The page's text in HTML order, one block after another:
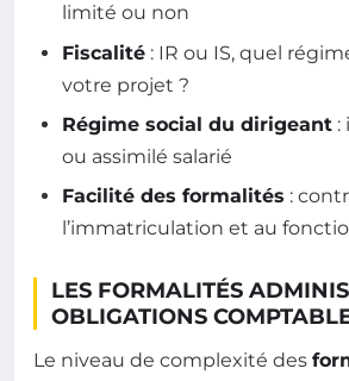
limité ou non
Fiscalité : IR ou IS, quel
votre projet ?
Régime social du dirigeant :
ou assimilé salarié
Facilité des formalités :
l’immatriculation et au
LES FORMALITÉS
OBLIGATIONS
Le niveau de complexité des